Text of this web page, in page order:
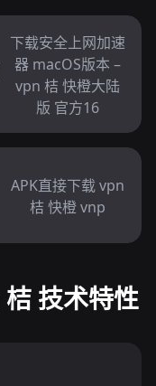
下载安全上网加速
器 macOS版本 –
vpn 桔 快橙大陆
版 官方16
APK直接下载 vpn
桔 快橙 vnp
技术特性